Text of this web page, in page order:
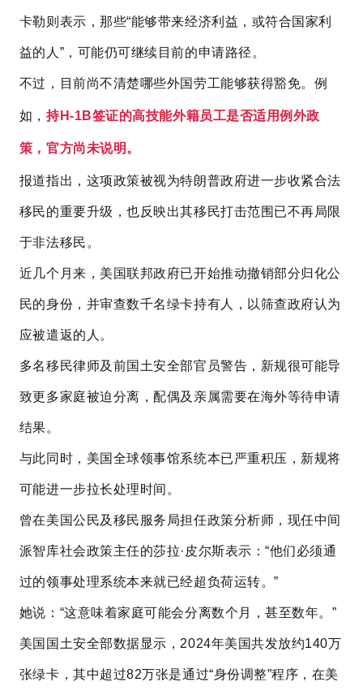
卡勒则表示，那些“能够带来经济利益，或符合国家利
益的人”，可能仍可继续目前的申请路径。
不过，目前尚不清楚哪些外国劳工能够获得豁免。 例
如， 持H-1B签证的高技能外籍员工是否适用例外政
策，官方尚未说明。
报道指出，这项政策被视为特朗普政府进一步收紧合法
移民的重要升级，也反映出其移民打击范围已不再局限
于非法移民。
近几个月来，美国联邦政府已开始推动撤销部分归化公
民的身份，并审查数千名绿卡持有人，以筛查政府认为
应被遣返的人。
多名移民律师及前国土安全部官员警告，新规很可能导
致更多家庭被迫分离，配偶及亲属需要在海外等待申请
结果。
与此同时，美国全球领事馆系统本已严重积压，新规将
可能进一步拉长处理时间。
曾在美国公民及移民服务局担任政策分析师，现任中间
派智库社会政策主任的莎拉·皮尔斯表示：“他们必须通
过的领事处理系统本来就已经超负荷运转。”
她说：“这意味着家庭可能会分离数个月，甚至数年。”
美国国土安全部数据显示，2024年美国共发放约140万
张绿卡，其中超过82万张是通过“身份调整”程序，在美